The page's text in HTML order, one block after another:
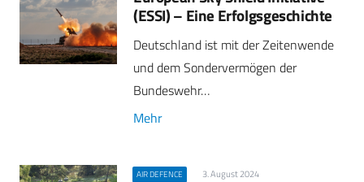
(ESSI) – Eine Erfolgsgeschichte
Deutschland ist mit der Zeitenwende
und dem Sondervermögen der
Bundeswehr…
Mehr
AIR DEFENCE 3. August 2024